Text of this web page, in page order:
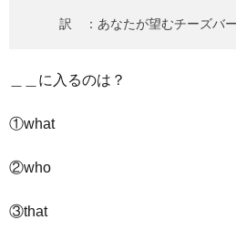
訳 ：あなたが望むチーズバ
＿＿に入るのは？
①what
②who
③that